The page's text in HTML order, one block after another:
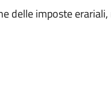
delle imposte